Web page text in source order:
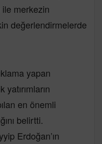
ile merkezin
değerlendirmelerde
yapan
en önemli
belirtti.
Erdoğan’ın